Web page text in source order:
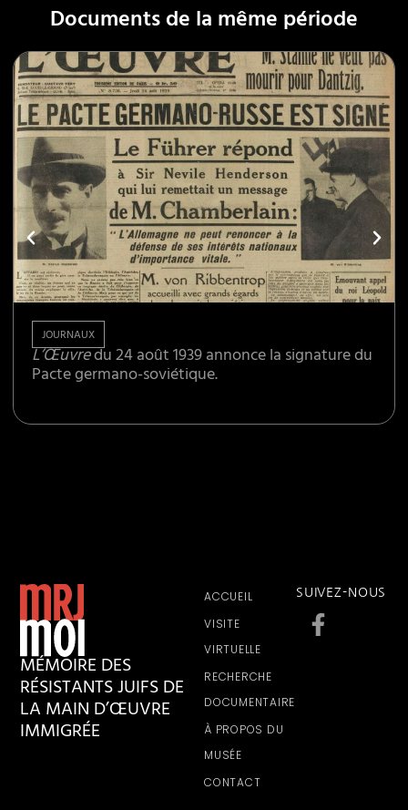
Documents de la même période
JOURNAUX
L’Œuvredu 24 août 1939 annonce la signature du
Pacte germano-soviétique.
MÉMOIRE DES
RÉSISTANTS JUIFS DE
LA MAIN D’ŒUVRE
IMMIGRÉE
ACCUEIL
VISITE
VIRTUELLE
RECHERCHE
DOCUMENTAIRE
À PROPOS DU
MUSÉE
CONTACT
SUIVEZ-NOUS